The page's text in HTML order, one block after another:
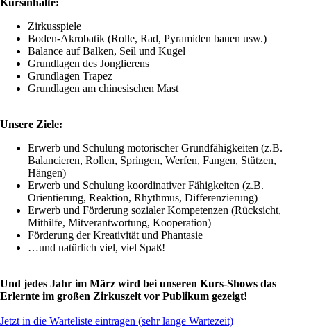
Zirkusspiele
Boden-Akrobatik (Rolle, Rad, Pyramiden bauen usw.)
Balance auf Balken, Seil und Kugel
Grundlagen des Jonglierens
Grundlagen Trapez
Grundlagen am chinesischen Mast
Unsere Ziele:
Erwerb und Schulung motorischer Grundfähigkeiten (z.B.
Balancieren, Rollen, Springen, Werfen, Fangen, Stützen,
Hängen)
Erwerb und Schulung koordinativer Fähigkeiten (z.B.
Orientierung, Reaktion, Rhythmus, Differenzierung)
Erwerb und Förderung sozialer Kompetenzen (Rücksicht,
Mithilfe, Mitverantwortung, Kooperation)
Förderung der Kreativität und Phantasie
…und natürlich viel, viel Spaß!
Und jedes Jahr im März wird bei unseren Kurs-Shows das
Erlernte im großen Zirkuszelt vor Publikum gezeigt!
Jetzt in die Warteliste eintragen (sehr lange Wartezeit)